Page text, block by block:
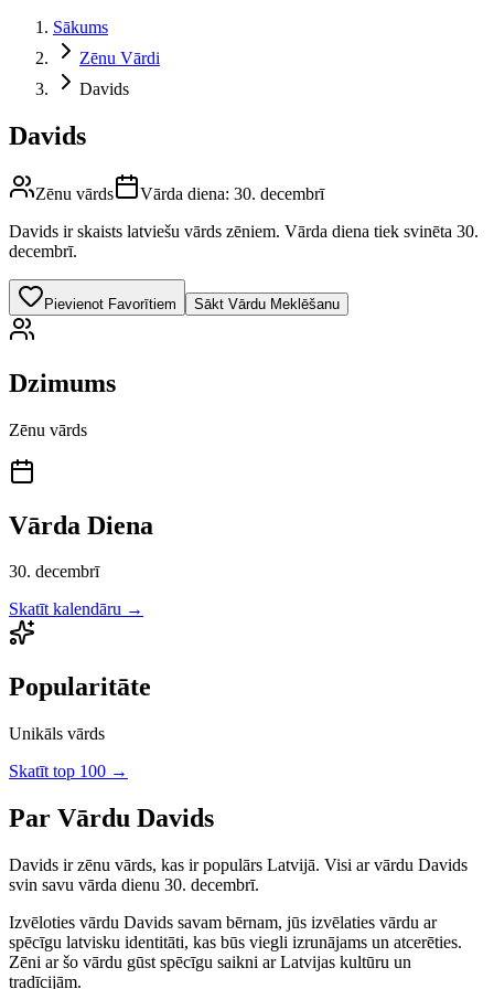
Sākums
Zēnu Vārdi
Davids
Davids
Zēnu vārds Vārda diena: 30. decembrī
Davids ir skaists latviešu vārds zēniem. Vārda diena tiek svinēta 30.
decembrī.
Pievienot Favorītiem Sākt Vārdu Meklēšanu
Dzimums
Zēnu vārds
Vārda Diena
30. decembrī
Skatīt kalendāru →
Popularitāte
Unikāls vārds
Skatīt top 100 →
Par Vārdu Davids
Davids irzēnu vārds, kas ir populārs Latvijā. Visi ar vārdu Davids
svin savu vārda dienu 30. decembrī.
Izvēloties vārdu Davids savam bērnam, jūs izvēlaties vārdu ar
spēcīgu latvisku identitāti, kas būs viegli izrunājams un atcerēties.
Zēni ar šo vārdu gūst spēcīgu saikni ar Latvijas kultūru un
tradīcijām.